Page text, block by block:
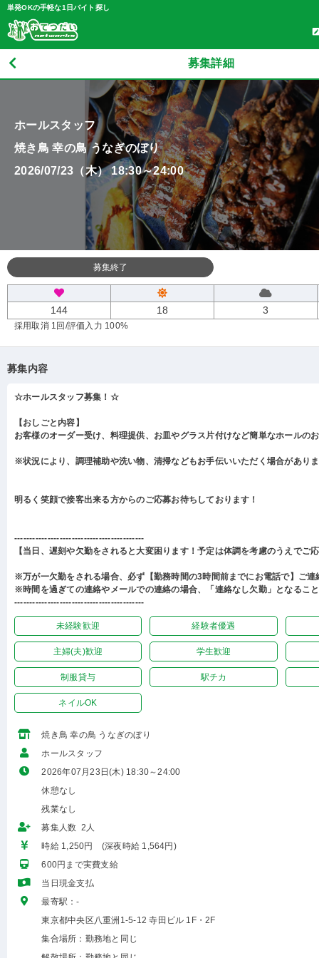
単発OKの手軽な1日バイト探し
募集詳細
ホールスタッフ
焼き鳥 幸の鳥 うなぎのぼり
2026/07/23（木） 18:30～24:00
募集終了
144 18 3
採用取消 1回 /評価入力 100%
募集内容
☆ホールスタッフ募集！☆
【おしごと内容】
お客様のオーダー受け、料理提供、お皿やグラス片付けなど簡単なホールの
※状況により、調理補助や洗い物、清掃などもお手伝いいただく場合があり
明るく笑顔で接客出来る方からのご応募お待ちしております！
-------------------------------------------
【当日、遅刻や欠勤をされると大変困ります！予定は体調を考慮のうえでご
※万が一欠勤をされる場合、必ず【勤務時間の3時間前までにお電話で】ご連
※時間を過ぎての連絡やメールでの連絡の場合、「連絡なし欠勤」となるこ
-------------------------------------------
未経験歓迎 経験者優遇
主婦(夫)歓迎 学生歓迎
制服貸与 駅チカ
ネイルOK
焼き鳥 幸の鳥 うなぎのぼり
ホールスタッフ
2026年07月23日(木) 18:30～24:00
休憩なし
残業なし
募集人数 2人
時給 1,250円 (深夜時給 1,564円)
600円まで実費支給
当日現金支払
最寄駅：-
東京都中央区八重洲1-5-12 寺田ビル 1F・2F
集合場所：勤務地と同じ